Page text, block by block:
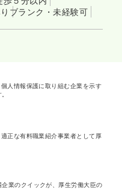
ブランク・未経験可
人情報保護に取り組む企業を示す
正な有料職業紹介事業者として厚
業のクイックが、厚生労働大臣の